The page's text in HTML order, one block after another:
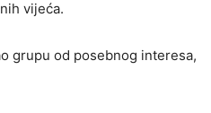
vijeća.
grupu od posebnog interesa,